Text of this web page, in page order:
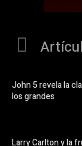
John 5 revela la
los grandes
Larry Carlton y la